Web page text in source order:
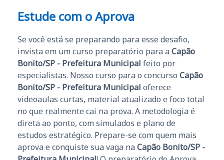
Estude com o Aprova
Se você está se preparando para esse desafio,
invista em um curso preparatório para a Capão
Bonito/SP - Prefeitura Municipal feito por
especialistas. Nosso curso para o concurso Capão
Bonito/SP - Prefeitura Municipal oferece
videoaulas curtas, material atualizado e foco total
no que realmente cai na prova. A metodologia é
direta ao ponto, com simulados e plano de
estudos estratégico. Prepare-se com quem mais
aprova e conquiste sua vaga na Capão Bonito/SP -